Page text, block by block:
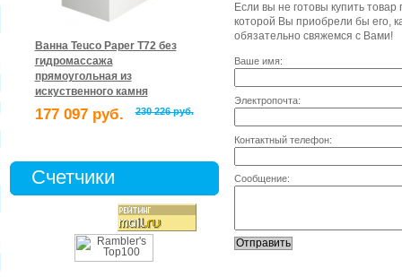
Ванна Teuco Paper T72 без
гидромассажа
прямоугольная из
искуственного камня
177 097 руб. 230 226 руб.
Счетчики
Если вы не готовы купить
которой Вы приобрели бы его,
обязательно свяжемся с Вами!
Ваше имя:
Электропочта:
Контактный телефон:
Сообщение: